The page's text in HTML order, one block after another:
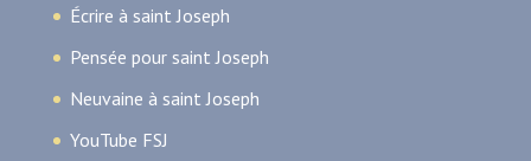
Écrire à saint Joseph
Pensée pour saint Joseph
Neuvaine à saint Joseph
YouTube FSJ